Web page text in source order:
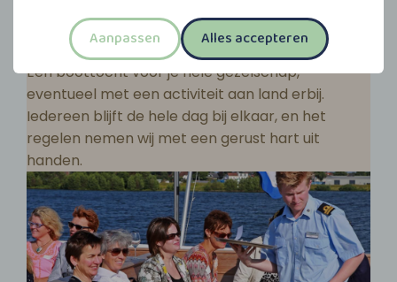
Aanpassen Alles accepteren
Groepsuitjes
Een boottocht voor je hele gezelschap,
eventueel met een activiteit aan land erbij.
Iedereen blijft de hele dag bij elkaar, en het
regelen nemen wij met een gerust hart uit
handen.